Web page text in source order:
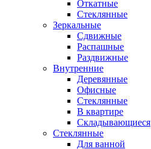
Откатные
Стеклянные
Зеркальные
Сдвижные
Распашные
Раздвижные
Внутренние
Деревянные
Офисные
Стеклянные
В квартире
Складывающиеся
Стеклянные
Для ванной